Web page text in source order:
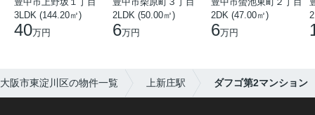
3LDK (144.20㎡)
40万円
2LDK (50.00㎡)
6万円
2DK (47.00㎡)
6万円
大阪市東淀川区の物件一覧 上新庄駅 ダフゴ第2マンション